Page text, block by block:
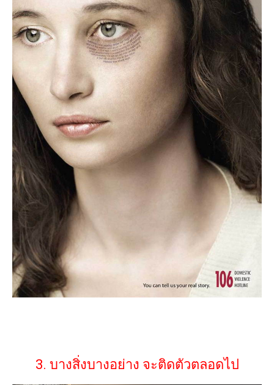
3. บางสิ่งบางอย่าง จะติดตัวตลอดไป